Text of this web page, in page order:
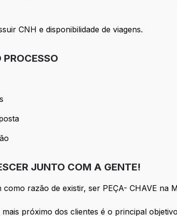
CNH e disponibilidade de viagens.
PROCESSO
JUNTO COM A GENTE!
razão de existir, ser PEÇA- CHAVE na
mais próximo dos clientes é o principal